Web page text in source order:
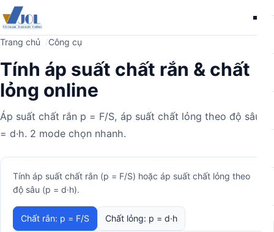
Trang chủ Công cụ
Tính áp suất chất rắn & chất
lỏng online
Áp suất chất rắn p = F/S, áp suất chất lỏng theo độ sâu p
= d·h. 2 mode chọn nhanh.
Máy
tính
Tính áp suất chất rắn (p = F/S) hoặc áp suất chất lỏng theo
độ sâu (p = d·h).
Chất rắn: p = F/S Chất lỏng: p = d·h